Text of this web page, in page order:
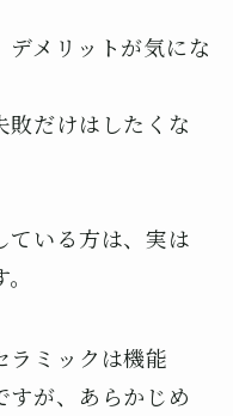
デメリットが気にな
敗だけはしたくな
ている方は、実は
ラミックは機能
が、あらかじめ